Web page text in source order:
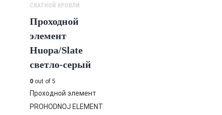
СКАТНОЙ КРОВЛИ
Проходной
элемент
Huopa/Slate
светло-серый
0 out of 5
Проходной элемент
PROHODNOJ ELEMENT